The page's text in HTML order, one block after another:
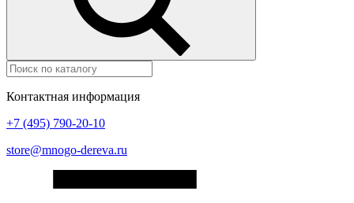
Контактная информация
+7 (495) 790-20-10
store@mnogo-dereva.ru